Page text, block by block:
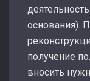
основания).
получение
вносить